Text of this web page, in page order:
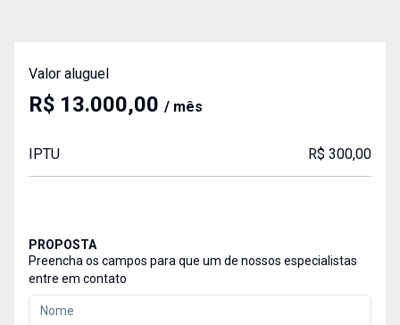
Valor aluguel
R$ 13.000,00 / mês
IPTU R$ 300,00
PROPOSTA
Preencha os campos para que um de nossos especialistas
entre em contato